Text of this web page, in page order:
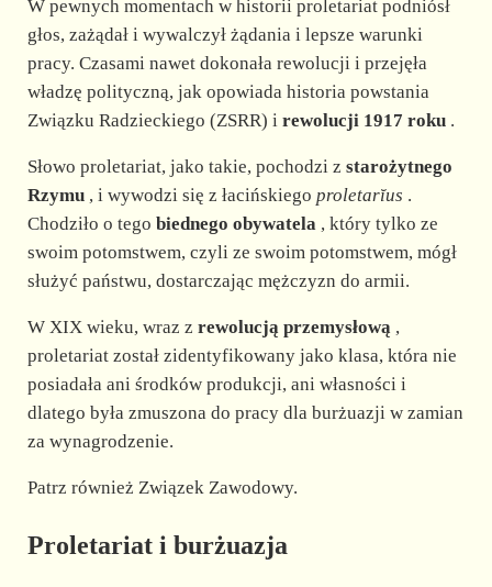
W pewnych momentach w historii proletariat podniósł
głos, zażądał i wywalczył żądania i lepsze warunki
pracy. Czasami nawet dokonała rewolucji i przejęła
władzę polityczną, jak opowiada historia powstania
Związku Radzieckiego (ZSRR) i rewolucji 1917 roku.
Słowo proletariat, jako takie, pochodzi z starożytnego
Rzymu, i wywodzi się z łacińskiego proletarĭus .
Chodziło o tego biednego obywatela, który tylko ze
swoim potomstwem, czyli ze swoim potomstwem, mógł
służyć państwu, dostarczając mężczyzn do armii.
W XIX wieku, wraz z rewolucją przemysłową,
proletariat został zidentyfikowany jako klasa, która nie
posiadała ani środków produkcji, ani własności i
dlatego była zmuszona do pracy dla burżuazji w zamian
za wynagrodzenie.
Patrz również Związek Zawodowy.
Proletariat i burżuazja